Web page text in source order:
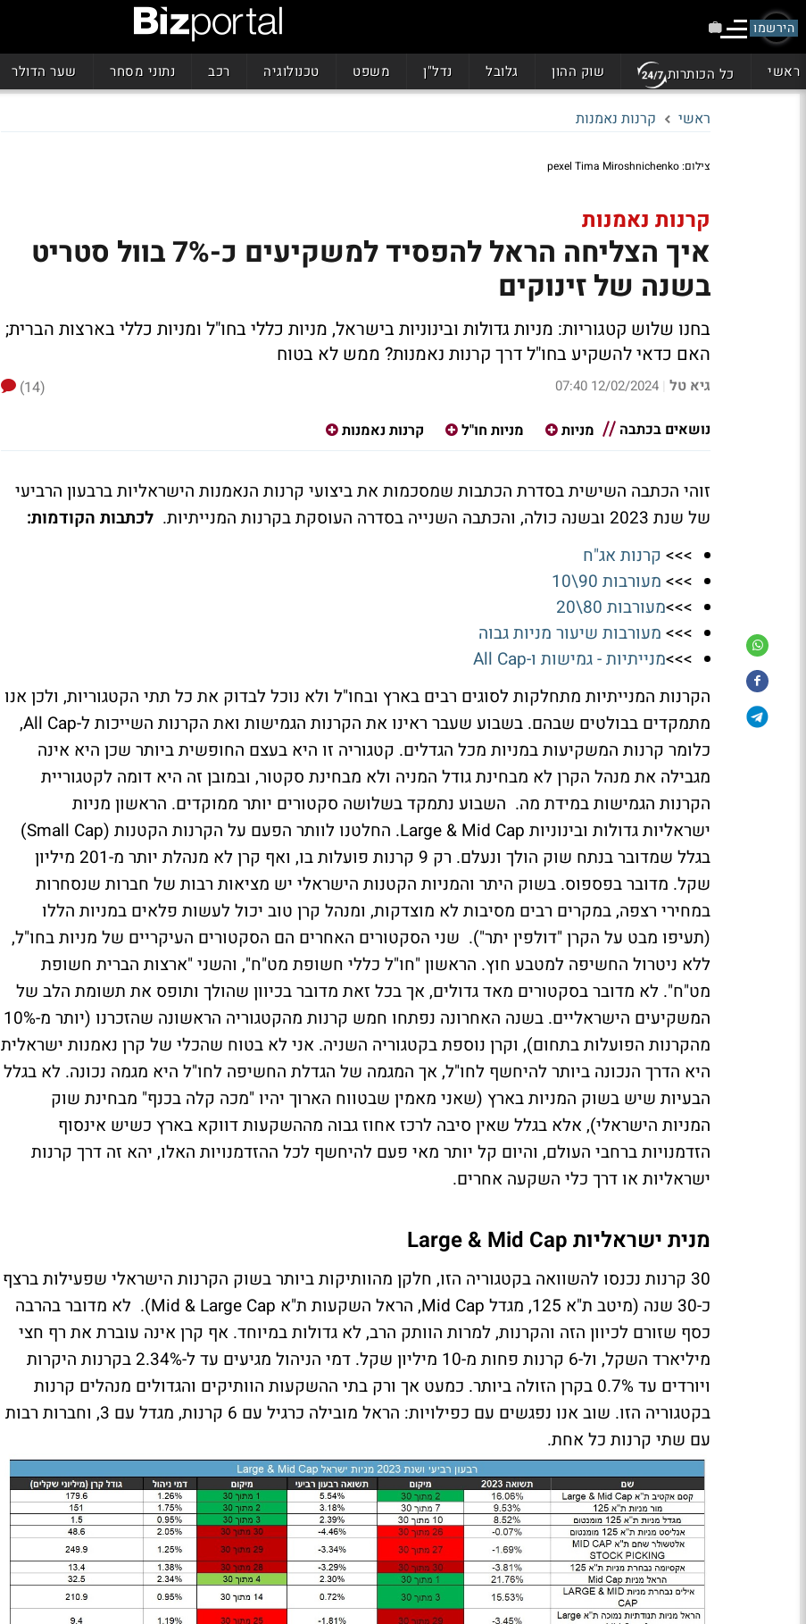
הירשמו
ראשי כל הכותרות שוק ההון גלובל נדל"ן משפט טכנולוגיה רכב נתוני מסחר שער הדולר
ראשי קרנות נאמנות
צילום: pexel Tima Miroshnichenko
קרנות נאמנות
איך הצליחה הראל להפסיד למשקיעים כ-7% בוול סטריט
בשנה של זינוקים
בחנו שלוש קטגוריות: מניות גדולות ובינוניות בישראל, מניות כללי בחו"ל ומניות כללי בארצות הברית;
האם כדאי להשקיע בחו"ל דרך קרנות נאמנות? ממש לא בטוח
גיא טל |
12/02/2024 07:40
(14)
נושאים בכתבה
מניות מניות חו"ל קרנות נאמנות
זוהי הכתבה השישית בסדרת הכתבות שמסכמות את ביצועי קרנות הנאמנות הישראליות ברבעון הרביעי
של שנת 2023 ובשנה כולה, והכתבה השנייה בסדרה העוסקת בקרנות המנייתיות.
לכתבות הקודמות:
>>> קרנות אג"ח
>>> מעורבות 90\10
>>>מעורבות 80\20
>>> מעורבות שיעור מניות גבוה
>>>מנייתיות - גמישות ו-All Cap
הקרנות המנייתיות מתחלקות לסוגים רבים בארץ ובחו"ל ולא נוכל לבדוק את כל תתי הקטגוריות, ולכן אנו
מתמקדים בבולטים שבהם. בשבוע שעבר ראינו את הקרנות הגמישות ואת הקרנות השייכות ל-All Cap,
כלומר קרנות המשקיעות במניות מכל הגדלים. קטגוריה זו היא בעצם החופשית ביותר שכן היא אינה
מגבילה את מנהל הקרן לא מבחינת גודל המניה ולא מבחינת סקטור, ובמובן זה היא דומה לקטגוריית
הקרנות הגמישות במידת מה. השבוע נתמקד בשלושה סקטורים יותר ממוקדים. הראשון מניות
ישראליות גדולות ובינוניות Large & Mid Cap. החלטנו לוותר הפעם על הקרנות הקטנות (Small Cap)
בגלל שמדובר בנתח שוק הולך ונעלם. רק 9 קרנות פועלות בו, ואף קרן לא מנהלת יותר מ-201 מיליון
שקל. מדובר בפספוס. בשוק היתר והמניות הקטנות הישראלי יש מציאות רבות של חברות שנסחרות
במחירי רצפה, במקרים רבים מסיבות לא מוצדקות, ומנהל קרן טוב יכול לעשות פלאים במניות הללו
(תעיפו מבט על הקרן "דולפין יתר"). שני הסקטורים האחרים הם הסקטורים העיקריים של מניות בחו"ל,
ללא ניטרול החשיפה למטבע חוץ. הראשון "חו"ל כללי חשופת מט"ח", והשני "ארצות הברית חשופת
מט"ח". לא מדובר בסקטורים מאד גדולים, אך בכל זאת מדובר בכיוון שהולך ותופס את תשומת הלב של
המשקיעים הישראליים. בשנה האחרונה נפתחו חמש קרנות מהקטגוריה הראשונה שהזכרנו (יותר מ-10%
מהקרנות הפועלות בתחום), וקרן נוספת בקטגוריה השניה. אני לא בטוח שהכלי של קרן נאמנות ישראלית
היא הדרך הנכונה ביותר להיחשף לחו"ל, אך המגמה של הגדלת החשיפה לחו"ל היא מגמה נכונה. לא בגלל
הבעיות שיש בשוק המניות בארץ (שאני מאמין שבטווח הארוך יהיו "מכה קלה בכנף" מבחינת שוק
המניות הישראלי), אלא בגלל שאין סיבה לרכז אחוז גבוה מההשקעות דווקא בארץ כשיש אינסוף
הזדמנויות ברחבי העולם, והיום קל יותר מאי פעם להיחשף לכל ההזדמנויות האלו, יהא זה דרך קרנות
ישראליות או דרך כלי השקעה אחרים.
מנית ישראליות Large & Mid Cap
30 קרנות נכנסו להשוואה בקטגוריה הזו, חלקן מהוותיקות ביותר בשוק הקרנות הישראלי שפעילות ברצף
כ-30 שנה (מיטב ת"א 125, מגדל Mid Cap, הראל השקעות ת"א Mid & Large Cap). לא מדובר בהרבה
כסף שזורם לכיוון הזה והקרנות, למרות הוותק הרב, לא גדולות במיוחד. אף קרן אינה עוברת את רף חצי
מיליארד השקל, ול-6 קרנות פחות מ-10 מיליון שקל. דמי הניהול מגיעים עד ל-2.34% בקרנות היקרות
ויורדים עד 0.7% בקרן הזולה ביותר. כמעט אך ורק בתי ההשקעות הוותיקים והגדולים מנהלים קרנות
בקטגוריה הזו. שוב אנו נפגשים עם כפילויות: הראל מובילה כרגיל עם 6 קרנות, מגדל עם 3, וחברות רבות
עם שתי קרנות כל אחת.